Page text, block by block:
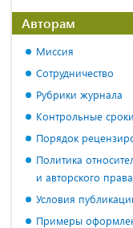
Авторам
Миссия
Сотрудничество
Рубрики журнала
Контрольные сроки
Порядок
Политика
и авторского права
Условия
Примеры